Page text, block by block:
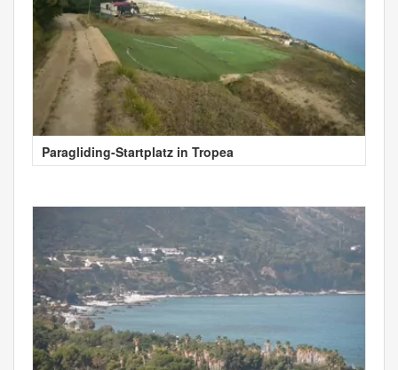
Paragliding-Startplatz in Tropea